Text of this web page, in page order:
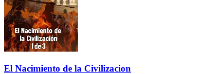
El Nacimiento de la Civilizacion